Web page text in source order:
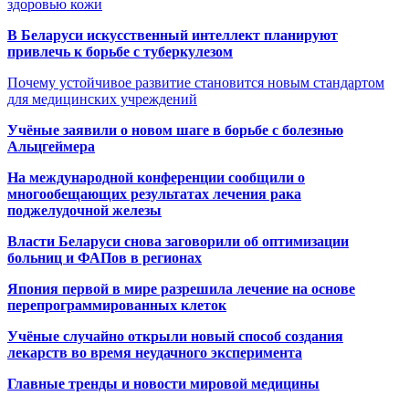
здоровью кожи
В Беларуси искусственный интеллект планируют
привлечь к борьбе с туберкулезом
Почему устойчивое развитие становится новым стандартом
для медицинских учреждений
Учёные заявили о новом шаге в борьбе с болезнью
Альцгеймера
На международной конференции сообщили о
многообещающих результатах лечения рака
поджелудочной железы
Власти Беларуси снова заговорили об оптимизации
больниц и ФАПов в регионах
Япония первой в мире разрешила лечение на основе
перепрограммированных клеток
Учёные случайно открыли новый способ создания
лекарств во время неудачного эксперимента
Главные тренды и новости мировой медицины